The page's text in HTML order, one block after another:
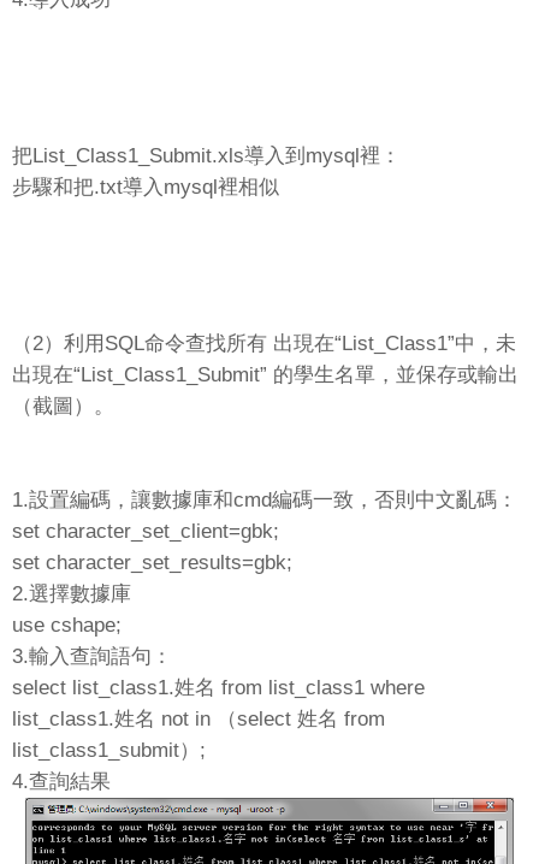
把List_Class1_Submit.xls導入到mysql裡：
步驟和把.txt導入mysql裡相似
（2）利用SQL命令查找所有 出現在“List_Class1”中，未
出現在“List_Class1_Submit” 的學生名單，並保存或輸出
（截圖）。
1.設置編碼，讓數據庫和cmd編碼一致，否則中文亂碼：
set character_set_client=gbk;
set character_set_results=gbk;
2.選擇數據庫
use cshape;
3.輸入查詢語句：
select list_class1.姓名 from list_class1 where
list_class1.姓名 not in （select 姓名 from
list_class1_submit）;
4.查詢結果